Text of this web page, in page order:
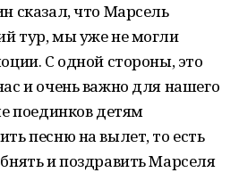
сказал, что Марсель
тур, мы уже не могли
С одной стороны, это
и очень важно для нашего
поединков детям
песню на вылет, то есть
и поздравить Марселя